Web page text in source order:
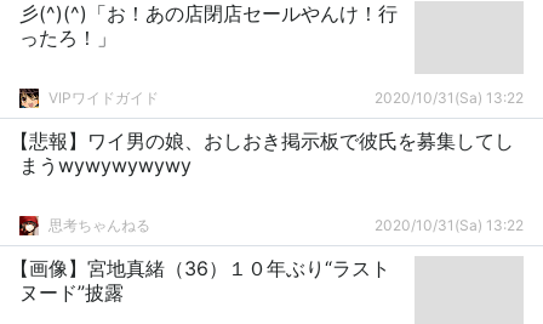
彡(^)(^)「お！あの店閉店セールやんけ！行
ったろ！」
VIPワイドガイド 2020/10/31(Sa) 13:22
【悲報】ワイ男の娘、おしおき掲示板で彼氏を募集してし
まうwywywywywy
思考ちゃんねる 2020/10/31(Sa) 13:22
【画像】宮地真緒（36）１０年ぶり“ラスト
ヌード”披露